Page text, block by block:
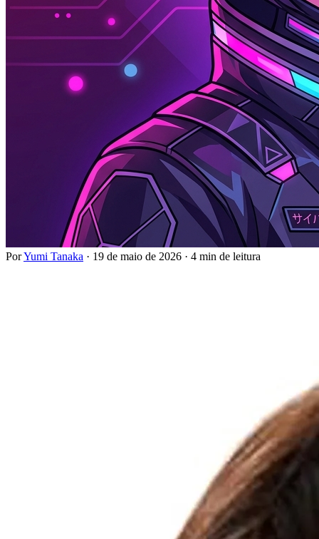
PorYumi Tanaka · 19 de maio de 2026 · 4 min de leitura